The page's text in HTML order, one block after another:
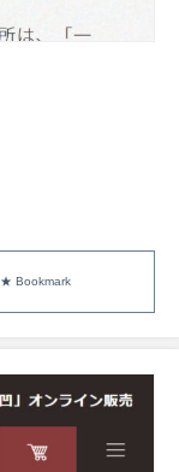
★ Bookmark